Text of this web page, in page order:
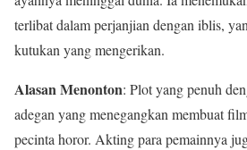
terlibat dalam perjanjian dengan iblis,
kutukan yang mengerikan.
Alasan Menonton: Plot yang penuh
adegan yang menegangkan membuat
pecinta horor. Akting para pemainnya